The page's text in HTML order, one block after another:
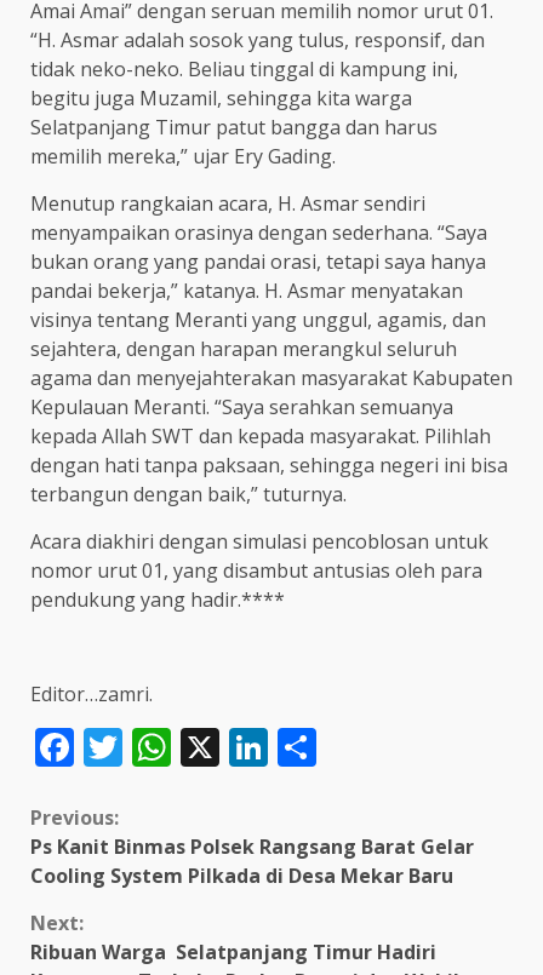
Amai Amai” dengan seruan memilih nomor urut 01.
“H. Asmar adalah sosok yang tulus, responsif, dan
tidak neko-neko. Beliau tinggal di kampung ini,
begitu juga Muzamil, sehingga kita warga
Selatpanjang Timur patut bangga dan harus
memilih mereka,” ujar Ery Gading.
Menutup rangkaian acara, H. Asmar sendiri
menyampaikan orasinya dengan sederhana. “Saya
bukan orang yang pandai orasi, tetapi saya hanya
pandai bekerja,” katanya. H. Asmar menyatakan
visinya tentang Meranti yang unggul, agamis, dan
sejahtera, dengan harapan merangkul seluruh
agama dan menyejahterakan masyarakat Kabupaten
Kepulauan Meranti. “Saya serahkan semuanya
kepada Allah SWT dan kepada masyarakat. Pilihlah
dengan hati tanpa paksaan, sehingga negeri ini bisa
terbangun dengan baik,” tuturnya.
Acara diakhiri dengan simulasi pencoblosan untuk
nomor urut 01, yang disambut antusias oleh para
pendukung yang hadir.****
Editor…zamri.
Facebook
Twitter
WhatsApp
X LinkedIn
Continue
Reading
Previous:
Ps Kanit Binmas Polsek Rangsang Barat Gelar
Cooling System Pilkada di Desa Mekar Baru
Next:
Ribuan Warga Selatpanjang Timur Hadiri